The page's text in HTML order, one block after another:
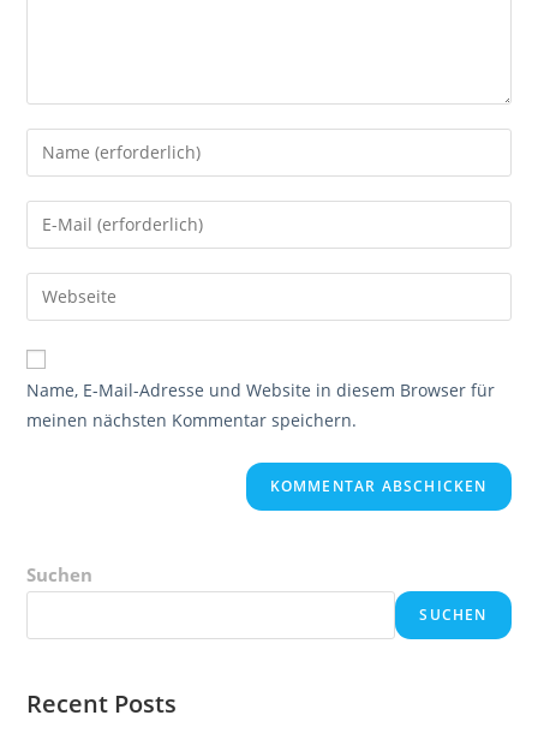
Gib
deinen
Namen
oder
zum
Kommentieren
ein
Gib
deine
E-
Mail-
zum
Kommentieren
ein
Gib
deine
Website-
URL
Name, E-Mail-Adresse und Website in diesem Browser für
meinen nächsten Kommentar speichern.
Suchen
SUCHEN
Recent Posts